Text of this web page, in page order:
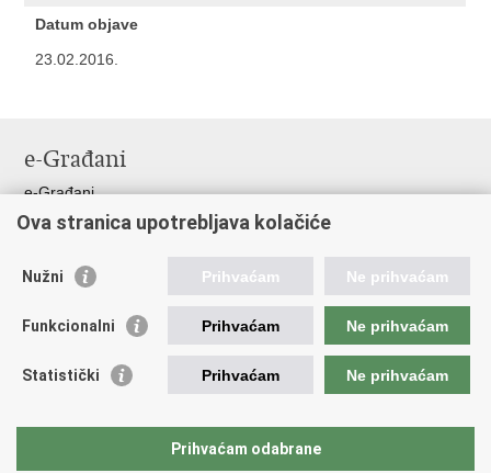
Datum objave
23.02.2016.
e-Građani
e-Građani
Pristup informacijama
Pravo na pristup informacijama
Pristup otvorenim podacima ministarstva
Važne poveznice
Pučka pravobraniteljica
Državna škola za javnu upravu
Ova stranica upotrebljava kolačiće
Nužni Prihvaćam Ne prihvaćam
Funkcionalni Prihvaćam Ne prihvaćam
Statistički Prihvaćam Ne prihvaćam
Prihvaćam odabrane